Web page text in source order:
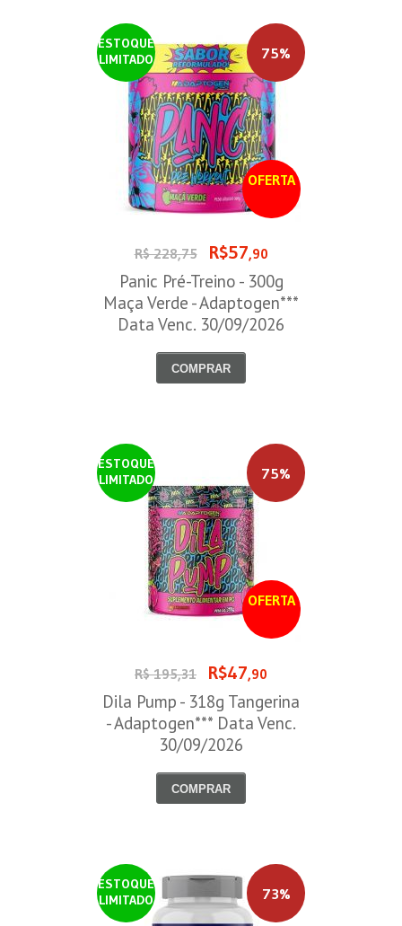
ESTOQUE
LIMITADO
OFERTA
75%
R$ 228,75 R$57,90
Panic Pré-Treino - 300g
Maça Verde - Adaptogen***
Data Venc. 30/09/2026
COMPRAR
ESTOQUE
LIMITADO
OFERTA
75%
R$ 195,31 R$47,90
Dila Pump - 318g Tangerina
- Adaptogen*** Data Venc.
30/09/2026
COMPRAR
ESTOQUE
LIMITADO
73%